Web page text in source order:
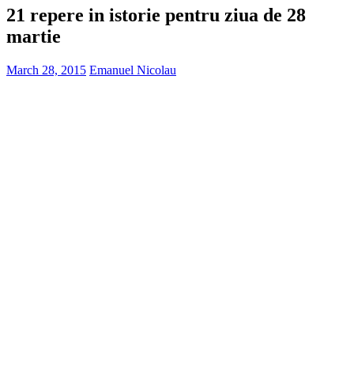
21 repere in istorie pentru ziua de 28
martie
March 28, 2015 Emanuel Nicolau